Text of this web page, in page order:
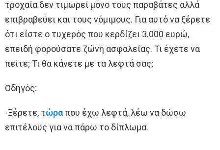
τροχαία δεν τιμωρεί μόνο τους παραβάτες αλλά
επιβραβεύει και τους νόμιμους. Για αυτό να ξέρετε
ότι είστε ο τυχερός που κερδίζει 3.000 ευρώ,
επειδή φορούσατε ζώνη ασφαλείας. Τι έχετε να
πείτε; Τι θα κάνετε με τα λεφτά σας;
Οδηγός:
-Ξέρετε, τώραπου έχω λεφτά, λέω να δώσω
επιτέλους για να πάρω το δίπλωμα.